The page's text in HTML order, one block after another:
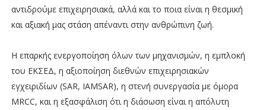
αντιδρούμε επιχειρησιακά, αλλά και το ποια είναι η θεσμική
και αξιακή μας στάση απέναντι στην ανθρώπινη ζωή.
Η επαρκής ενεργοποίηση όλων των μηχανισμών, η εμπλοκή
του ΕΚΣΕΔ, η αξιοποίηση διεθνών επιχειρησιακών
εγχειριδίων (SAR, IAMSAR), η στενή συνεργασία με όμορα
MRCC, και η εξασφάλιση ότι η διάσωση είναι η απόλυτη